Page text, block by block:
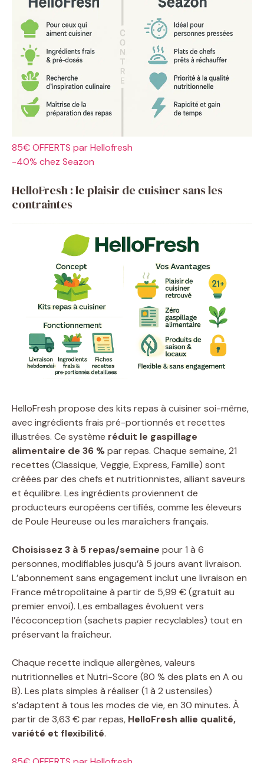
85€ OFFERTS par Hellofresh
-40% chez Seazon
HelloFresh : le plaisir de cuisiner sans les
contraintes
HelloFresh propose des kits repas à cuisiner soi-même,
avec ingrédients frais pré-portionnés et recettes
illustrées. Ce système réduit le gaspillage
alimentaire de 36 %par repas. Chaque semaine, 21
recettes (Classique, Veggie, Express, Famille) sont
créées par des chefs et nutritionnistes, alliant saveurs
et équilibre. Les ingrédients proviennent de
producteurs européens certifiés, comme les éleveurs
de Poule Heureuse ou les maraîchers français.
Choisissez 3 à 5 repas/semaine pour 1 à 6
personnes, modifiables jusqu’à 5 jours avant livraison.
L’abonnement sans engagement inclut une livraison en
France métropolitaine à partir de 5,99 € (gratuit au
premier envoi). Les emballages évoluent vers
l’écoconception (sachets papier recyclables) tout en
préservant la fraîcheur.
Chaque recette indique allergènes, valeurs
nutritionnelles et Nutri-Score (80 % des plats en A ou
B). Les plats simples à réaliser (1 à 2 ustensiles)
s’adaptent à tous les modes de vie, en 30 minutes. À
partir de 3,63 € par repas, HelloFresh allie qualité,
variété et flexibilité.